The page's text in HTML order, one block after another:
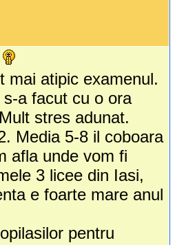
mai atipic examenul.
a facut cu o ora
stres adunat.
Media 5-8 il coboara
afla unde vom fi
3 licee din Iasi,
e foarte mare anul
pentru